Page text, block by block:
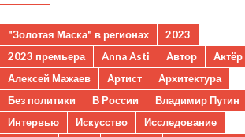
"Золотая Маска" в регионах
2023
2023 премьера
Anna Asti Автор
Актёр
Алексей Мажаев
Артист
Архитектура
Без политики
В России
Владимир Путин
Интервью
Искусство
Исследование